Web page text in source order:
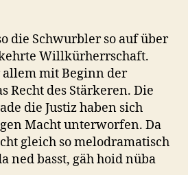
die Schwurbler so auf über
Willkürherrschaft.
allem mit Beginn der
Recht des Stärkeren. Die
die Justiz haben sich
Macht unterworfen. Da
gleich so melodramatisch
ned basst, gäh hoid nüba